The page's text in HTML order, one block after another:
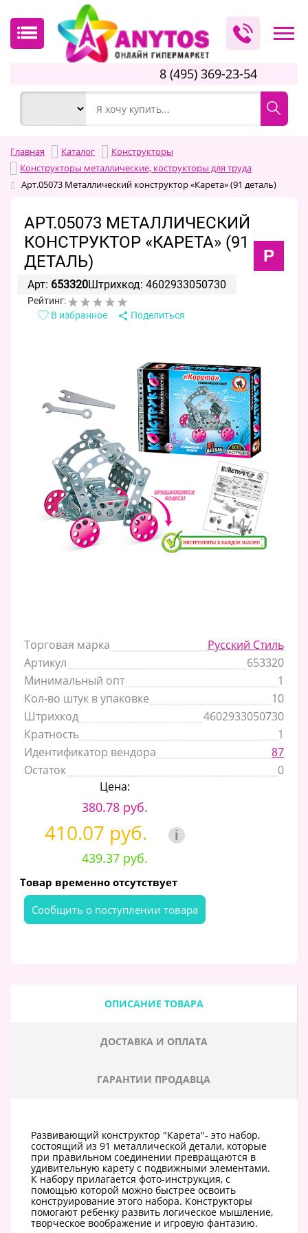
8 (495) 369-23-54
Главная Каталог
Конструкторы
Конструкторы металлические, кострукторы для труда
Арт.05073 Металлический конструктор «Карета» (91 деталь)
АРТ.05073 МЕТАЛЛИЧЕСКИЙ
КОНСТРУКТОР «КАРЕТА» (91
ДЕТАЛЬ)
Р
Арт: 653320Штрихкод: 4602933050730
Рейтинг:
В избранное
Поделиться
Торговая марка
Русский Стиль
Артикул
653320
Минимальный опт
1
Кол-во штук в упаковке
10
Штрихкод
4602933050730
Кратность
1
Идентификатор вендора
87
Остаток
0
Цена:
380.78 руб.
410.07 руб. i
439.37 руб.
Товар временно отсутствует
Cообщить о поступлении товара
ОПИСАНИЕ ТОВАРА
ДОСТАВКА И ОПЛАТА
ГАРАНТИИ ПРОДАВЦА
Развивающий конструктор "Карета"- это набор,
состоящий из 91 металлической детали, которые
при правильном соединении превращаются в
удивительную карету с подвижными элементами.
К набору прилагается фото-инструкция, с
помощью которой можно быстрее освоить
конструирование этого набора. Конструкторы
помогают ребенку развить логическое мышление,
творческое воображение и игровую фантазию.